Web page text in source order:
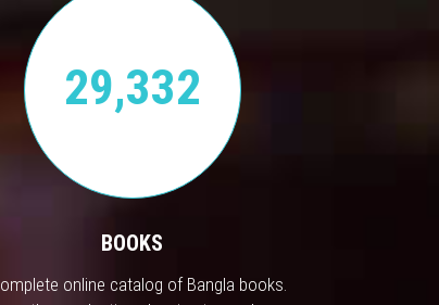
29,332
BOOKS
online catalog of Bangla books.